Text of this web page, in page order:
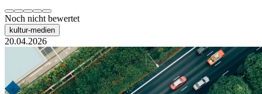
Noch nicht bewertet
kultur-medien
20.04.2026